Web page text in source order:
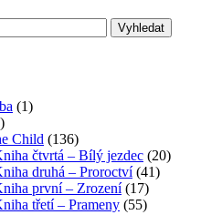
(1)
Child (136)
čtvrtá – Bílý jezdec (20)
druhá – Proroctví(41)
první – Zrození(17)
třetí – Prameny (55)